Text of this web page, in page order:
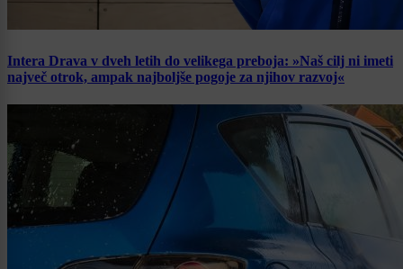
Intera Drava v dveh letih do velikega preboja: »Naš cilj ni imeti
največ otrok, ampak najboljše pogoje za njihov razvoj«